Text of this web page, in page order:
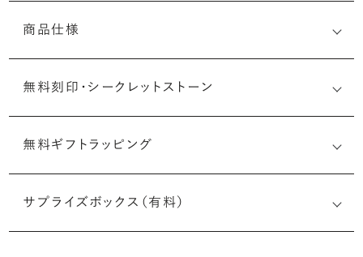
商品仕様
無料刻印・ シークレットストーン
印することができます。注文前だけでなく購入後の刻印も、
リングに初めて施す初回の刻印は、無料にて承ります（デザ
無料ギフトラッピング
サプライズボックス（有料）